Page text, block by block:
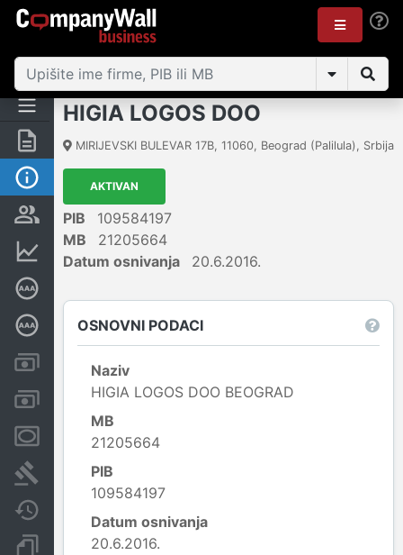
Rezime
Vlasnička struktura
Dubinska bonitetna ocena
Kreditni limit kompanije
Računi i blokade
Menice i zaloge
Sudski sporovi
Dokumenti i objave
HIGIA LOGOS DOO
MIRIJEVSKI BULEVAR 17B, 11060, Beograd (Palilula), Srbija
AKTIVAN
PIB
109584197
MB
21205664
Datum osnivanja
20.6.2016.
OSNOVNI PODACI
Naziv
HIGIA LOGOS DOO BEOGRAD
MB
21205664
PIB
109584197
Datum osnivanja
20.6.2016.